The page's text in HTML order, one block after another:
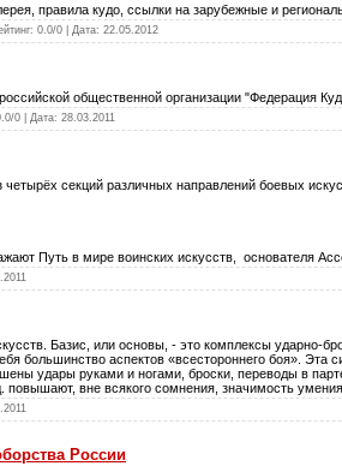
правила кудо, ссылки на зарубежные и
0.0/0 | Дата: 22.05.2012
общественной организации "Федерация
0 | Дата: 28.03.2011
секций различных направлений боевых
Путь в мире воинских искусств, основателя
Базис, или основы, - это комплексы ударно-
большинство аспектов «всестороннего боя».
удары руками и ногами, броски, переводы в
повышают, вне всякого сомнения, значимость
России